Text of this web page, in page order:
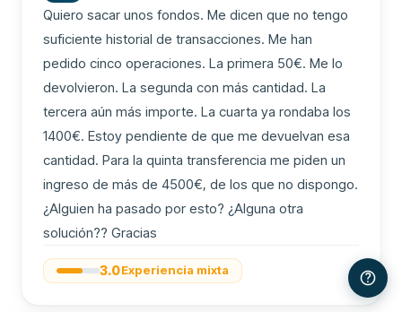
Quiero sacar unos fondos. Me dicen que no tengo
suficiente historial de transacciones. Me han
pedido cinco operaciones. La primera 50€. Me lo
devolvieron. La segunda con más cantidad. La
tercera aún más importe. La cuarta ya rondaba los
1400€. Estoy pendiente de que me devuelvan esa
cantidad. Para la quinta transferencia me piden un
ingreso de más de 4500€, de los que no dispongo.
¿Alguien ha pasado por esto? ¿Alguna otra
solución?? Gracias
3.0Experiencia mixta